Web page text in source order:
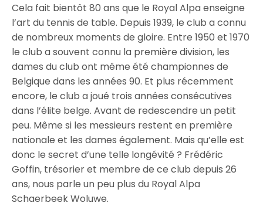
Cela fait bientôt 80 ans que le Royal Alpa enseigne
l’art du tennis de table. Depuis 1939, le club a connu
de nombreux moments de gloire. Entre 1950 et 1970
le club a souvent connu la première division, les
dames du club ont même été championnes de
Belgique dans les années 90. Et plus récemment
encore, le club a joué trois années consécutives
dans l’élite belge. Avant de redescendre un petit
peu. Même si les messieurs restent en première
nationale et les dames également. Mais qu’elle est
donc le secret d’une telle longévité ? Frédéric
Goffin, trésorier et membre de ce club depuis 26
ans, nous parle un peu plus du Royal Alpa
Schaerbeek Woluwe.